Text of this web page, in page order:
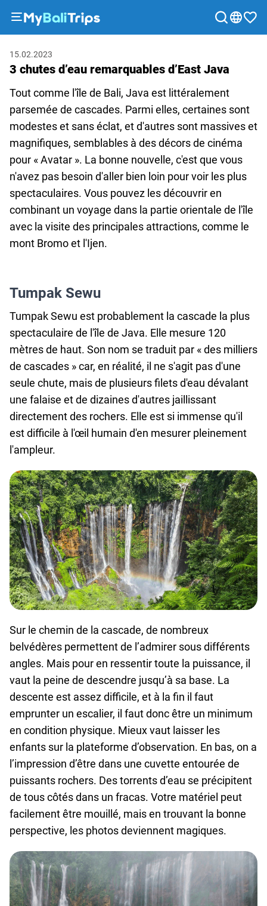
&
activités
Forfaits
Blog
À
propos
de
nous
Moyens
de
paiement
Programme
avec
les
agences
de
voyage
Conditions
générales
3 chutes d’eau remarquables d’East Java
15.02.2023
Tout comme l'île de Bali, Java est littéralement
parsemée de cascades. Parmi elles, certaines sont
modestes et sans éclat, et d'autres sont massives et
magnifiques, semblables à des décors de cinéma
pour « Avatar ». La bonne nouvelle, c'est que vous
n'avez pas besoin d'aller bien loin pour voir les plus
spectaculaires. Vous pouvez les découvrir en
combinant un voyage dans la partie orientale de l'île
avec la visite des principales attractions, comme le
mont Bromo et l'Ijen.
Tumpak Sewu
Tumpak Sewu est probablement la cascade la plus
spectaculaire de l'île de Java. Elle mesure 120
mètres de haut. Son nom se traduit par « des milliers
de cascades » car, en réalité, il ne s'agit pas d'une
seule chute, mais de plusieurs filets d'eau dévalant
une falaise et de dizaines d'autres jaillissant
directement des rochers. Elle est si immense qu'il
est difficile à l'œil humain d'en mesurer pleinement
l'ampleur.
Sur le chemin de la cascade, de nombreux
belvédères permettent de l’admirer sous différents
angles. Mais pour en ressentir toute la puissance, il
vaut la peine de descendre jusqu’à sa base. La
descente est assez difficile, et à la fin il faut
emprunter un escalier, il faut donc être un minimum
en condition physique. Mieux vaut laisser les
enfants sur la plateforme d’observation. En bas, on a
l’impression d’être dans une cuvette entourée de
puissants rochers. Des torrents d’eau se précipitent
de tous côtés dans un fracas. Votre matériel peut
facilement être mouillé, mais en trouvant la bonne
perspective, les photos deviennent magiques.